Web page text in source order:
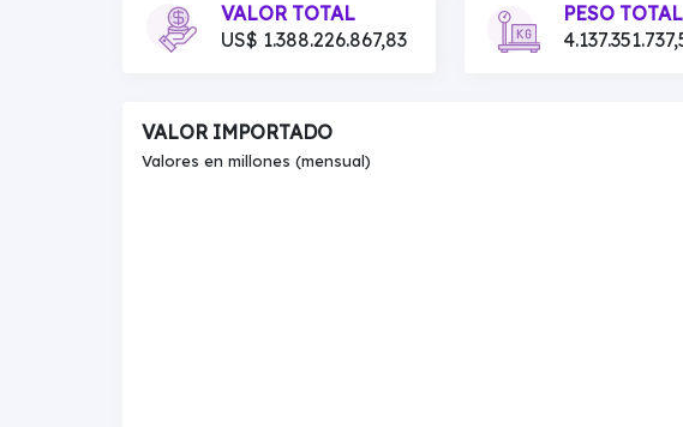
VALOR TOTAL
US$ 1.388.226.867,83
PESO TOTAL
VALOR IMPORTADO
Valores en millones (mensual)